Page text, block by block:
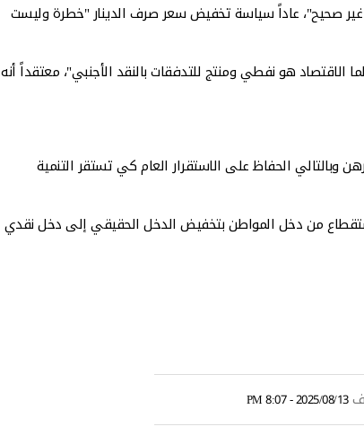
غير صحيح"، عاداً سياسة تخفيض سعر صرف الدينار "خطرة وليست
هو نفطي ومنتج للتدفقات بالنقد الأجنبي"، معتقداً أنه
وبالتالي الحفاظ على الاستقرار العام كي تستقر التنمية
من دخل المواطن بتخفيض الدخل الحقيقي إلى دخل نقدي
2025/08/13 - 8:07 PM